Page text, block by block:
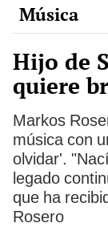
Música
Hijo de
quiere
Markos
música con
olvidar'.
legado
que ha
Rosero